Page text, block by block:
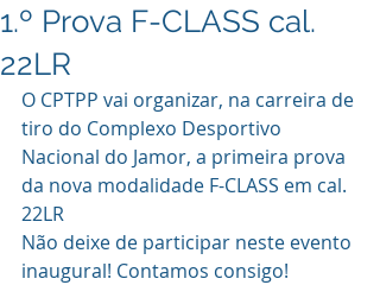
1.º Prova F-CLASS cal.
22LR
O CPTPP vai organizar, na carreira de
tiro do Complexo Desportivo
Nacional do Jamor, a primeira prova
da nova modalidade F-CLASS em cal.
22LR
Não deixe de participar neste evento
inaugural! Contamos consigo!